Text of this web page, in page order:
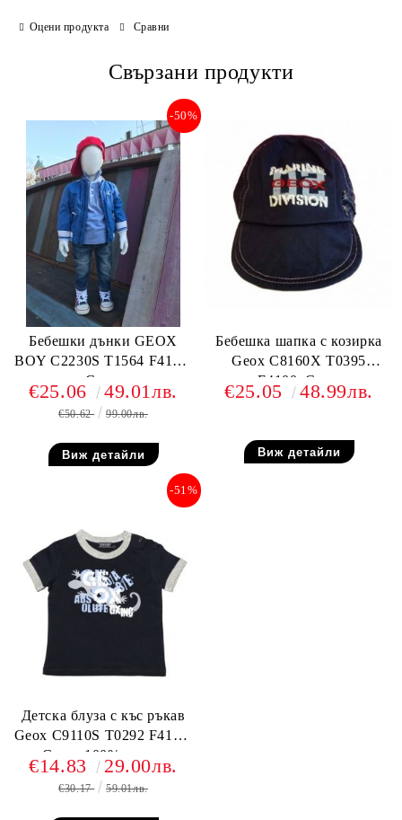
Оцени продукта Сравни
Свързани продукти
Бебешки дънки GEOX
BOY C2230S T1564 F4105,
Сини
-50%
€25.06 49.01лв.
€50.62 99.00лв.
Виж детайли
Бебешка шапка с козирка
Geox C8160X T0395
F4100, Синя
€25.05 48.99лв.
Виж детайли
Детска блуза с къс ръкав
Geox C9110S T0292 F4100,
Синя, 100% памук
-51%
€14.83 29.00лв.
€30.17 59.01лв.